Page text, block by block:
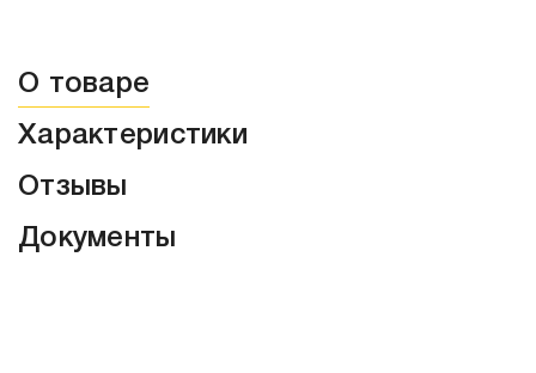
О товаре
Характеристики
Отзывы
Документы